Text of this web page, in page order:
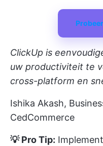
ClickUp is
uw productiviteit te
cross-platform en
Ishika Akash,
CedCommerce
💡 Pro Tip: